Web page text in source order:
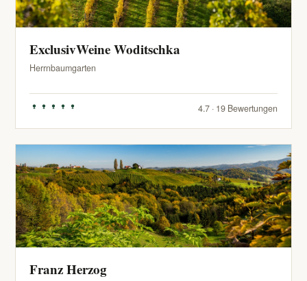
ExclusivWeine Woditschka
Herrnbaumgarten
4.7 · 19 Bewertungen
Franz Herzog